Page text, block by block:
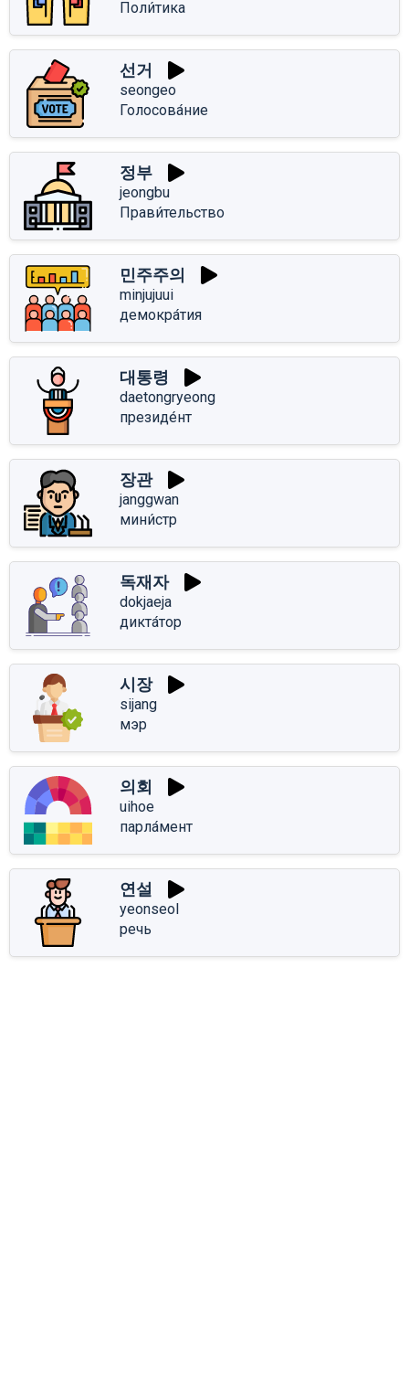
Поли́тика
선거
seongeo
Голосова́ние
정부
jeongbu
Прави́тельство
민주주의
minjujuui
демокра́тия
대통령
daetongryeong
президе́нт
장관
janggwan
мини́стр
독재자
dokjaeja
дикта́тор
시장
sijang
мэр
의회
uihoe
парла́мент
연설
yeonseol
речь